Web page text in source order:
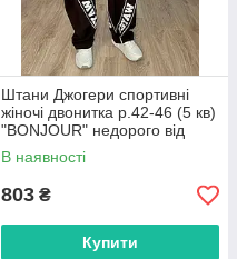
Штани Джогери спортивні
жіночі двонитка р.42-46 (5 кв)
"BONJOUR" недорого від
прямого постачальника
В наявності
803 ₴
Купити